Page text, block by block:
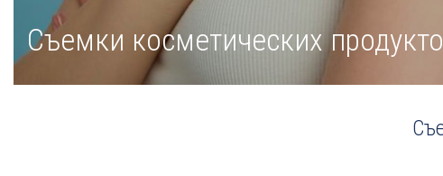
Съемки косметических